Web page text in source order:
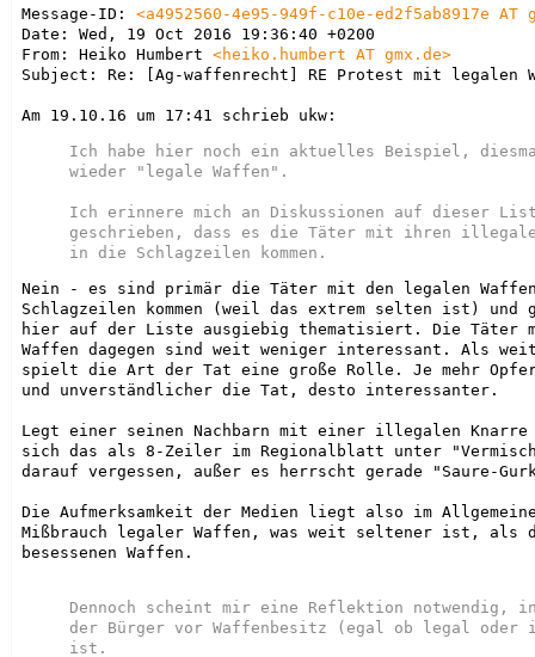
Message-ID: <a4952560-4e95-949f-c10e-ed2f5ab8917e AT
Date: Wed, 19 Oct 2016 19:36:40 +0200
From: Heiko Humbert <heiko.humbert AT gmx.de>
Subject: Re: [Ag-waffenrecht] RE Protest mit legalen
Ich habe hier noch ein aktuelles Beispiel,
wieder "legale Waffen".
Ich erinnere mich an Diskussionen auf dieser
geschrieben, dass es die Täter mit ihren
Nein - es sind primär die Täter mit den legalen
Schlagzeilen kommen (weil das extrem selten ist) und
hier auf der Liste ausgiebig thematisiert. Die Täter
Waffen dagegen sind weit weniger interessant. Als
spielt die Art der Tat eine große Rolle. Je mehr
und unverständlicher die Tat, desto interessanter.
Legt einer seinen Nachbarn mit einer illegalen Knarre
sich das als 8-Zeiler im Regionalblatt unter
darauf vergessen, außer es herrscht gerade "Saure-
Die Aufmerksamkeit der Medien liegt also im
Mißbrauch legaler Waffen, was weit seltener ist, als
besessenen Waffen.
Dennoch scheint mir eine Reflektion notwendig,
der Bürger vor Waffenbesitz (egal ob legal